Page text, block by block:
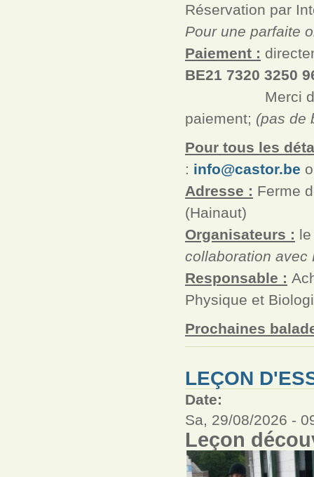
Réservation par
Pour une parfaite
Paiement :
BE21 7320 3250
Merci de
paiement; (pas de
Pour tous les
: info@castor.be
Adresse : Ferme
(Hainaut)
Organisateurs :
collaboration avec
Responsable :
Physique et
Prochaines
LEÇON
Date:
Sa, 29/08/2026 -
Leçon